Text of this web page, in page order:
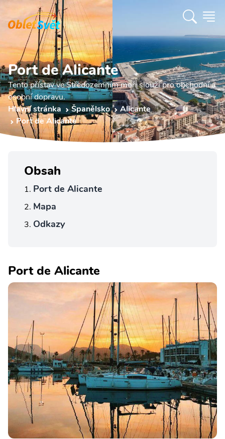
Port de Alicante
Tento přístav ve Středozemním moři slouží pro obchodní a
osobní dopravu.
Hlavní stránka
Španělsko
Alicante
Port de Alicante
Obsah
Port de Alicante
Mapa
Odkazy
Port de Alicante